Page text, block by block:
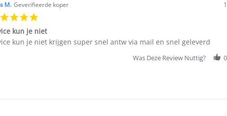
B.
on
30
Jul
2023
M. Geverifieerde koper
rating
kun je niet
kun je niet krijgen super snel antw via mail en snel geleverd
M.
Was Deze Review Nuttig? 0